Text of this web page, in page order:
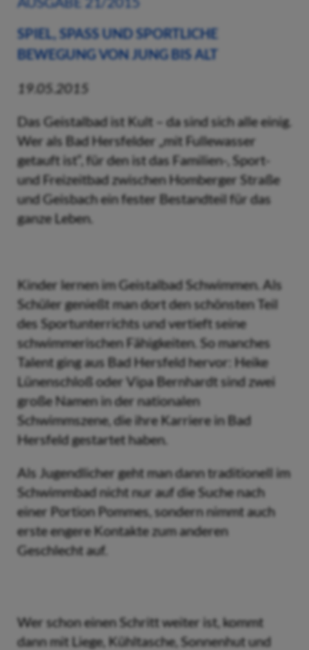
SPIEL, SPASS UND SPORTLICHE B
EWEGUNG VON JUNG BIS ALT
19.05.2015
Das Geistalbad ist Kult – da sind sich alle einig.
Wer als Bad Hersfelder „mit Fullewasser
getauft ist“, für den ist das Familien-, Sport-
und Freizeitbad zwischen Homberger Straße
und Geisbach ein fester Bestandteil für das
ganze Leben.
Kinder lernen im Geistalbad Schwimmen. Als
Schüler genießt man dort den schönsten Teil
des Sportunterrichts und vertieft seine
schwimmerischen Fähigkeiten. So manches
Talent ging aus Bad Hersfeld hervor: Heike
Lünenschloß oder Vipa Bernhardt sind zwei
große Namen in der nationalen
Schwimmszene, die ihre Karriere in Bad
Hersfeld gestartet haben.
Als Jugendlicher geht man dann traditionell im
Schwimmbad nicht nur auf die Suche nach
einer Portion Pommes, sondern nimmt auch
erste engere Kontakte zum anderen
Geschlecht auf.
Wer schon einen Schritt weiter ist, kommt
dann mit Liege, Kühltasche, Sonnenhut und